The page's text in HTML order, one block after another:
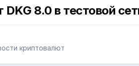
DKG 8.0 в тестовой
криптовалют